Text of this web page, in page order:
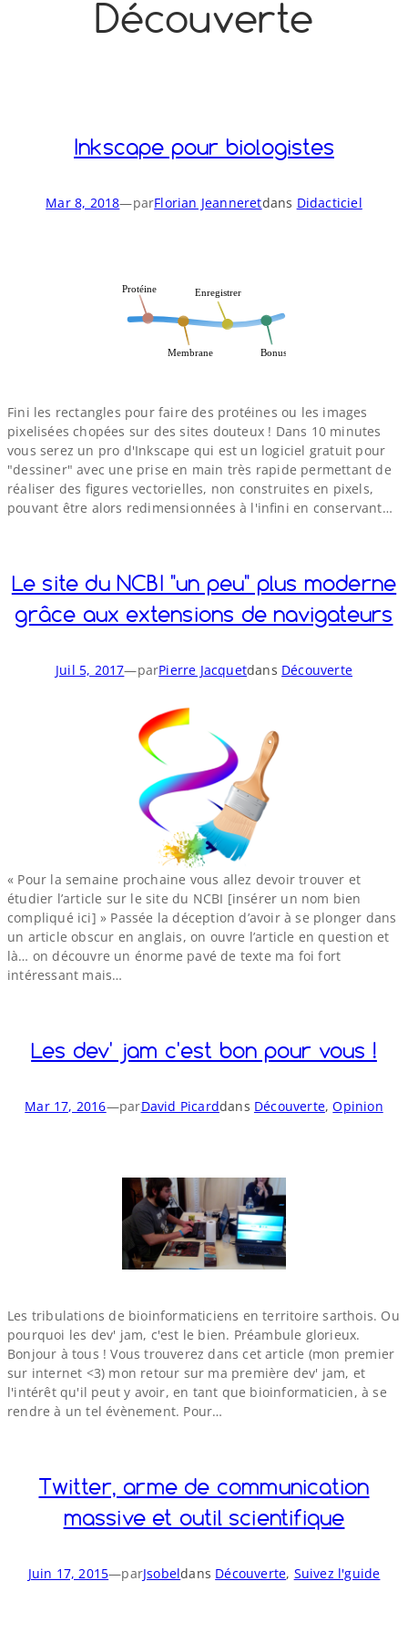
o y S
Découverte
Inkscape pour biologistes
Mar 8, 2018—parFlorian Jeanneretdans Didacticiel
Fini les rectangles pour faire des protéines ou les images
pixelisées chopées sur des sites douteux ! Dans 10 minutes
vous serez un pro d'Inkscape qui est un logiciel gratuit pour
"dessiner" avec une prise en main très rapide permettant de
réaliser des figures vectorielles, non construites en pixels,
pouvant être alors redimensionnées à l'infini en conservant…
Le site du NCBI "un peu" plus moderne
grâce aux extensions de navigateurs
Juil 5, 2017—parPierre Jacquetdans Découverte
« Pour la semaine prochaine vous allez devoir trouver et
étudier l’article sur le site du NCBI [insérer un nom bien
compliqué ici] » Passée la déception d’avoir à se plonger dans
un article obscur en anglais, on ouvre l’article en question et
là… on découvre un énorme pavé de texte ma foi fort
intéressant mais…
Les dev' jam c'est bon pour vous !
Mar 17, 2016—parDavid Picarddans Découverte, Opinion
Les tribulations de bioinformaticiens en territoire sarthois. Ou
pourquoi les dev' jam, c'est le bien. Préambule glorieux.
Bonjour à tous ! Vous trouverez dans cet article (mon premier
sur internet <3) mon retour sur ma première dev' jam, et
l'intérêt qu'il peut y avoir, en tant que bioinformaticien, à se
rendre à un tel évènement. Pour…
Twitter, arme de communication
massive et outil scientifique
Juin 17, 2015—parJsobeldans Découverte, Suivez l'guide